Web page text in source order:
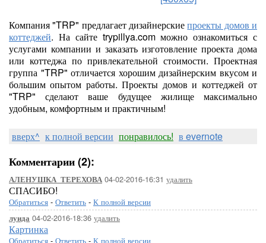
Компания "TRP" предлагает дизайнерскиепроекты домов и
коттеджей. На сайте trypillya.com можно ознакомиться с
услугами компании и заказать изготовление проекта дома
или коттеджа по привлекательной стоимости. Проектная
группа "TRP" отличается хорошим дизайнерским вкусом и
большим опытом работы. Проекты домов и коттеджей от
"TRP" сделают ваше будущее жилище максимально
удобным, комфортным и практичным!
вверх^ к полной версии понравилось! в evernote
Комментарии (2):
АЛЕНУШКА_ТЕРЕХОВА 04-02-2016-16:31 удалить
СПАСИБО!
Обратиться - Ответить - К полной версии
луида 04-02-2016-18:36 удалить
Картинка
Обратиться - Ответить - К полной версии